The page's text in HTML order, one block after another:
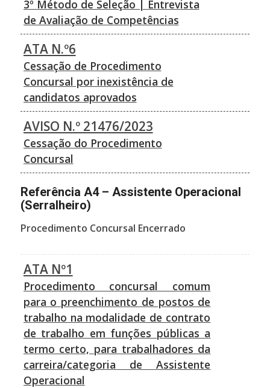
3º Método de Seleção | Entrevista
de Avaliação de Competências
ATA N.º6
Cessação de Procedimento
Concursal por inexistência de
candidatos aprovados
AVISO N.º 21476/2023
Cessação do Procedimento
Concursal
Referência A4 – Assistente Operacional
(Serralheiro)
Procedimento Concursal Encerrado
ATA Nº1
Procedimento concursal comum
para o preenchimento de postos de
trabalho na modalidade de contrato
de trabalho em funções públicas a
termo certo, para trabalhadores da
carreira/categoria de Assistente
Operacional